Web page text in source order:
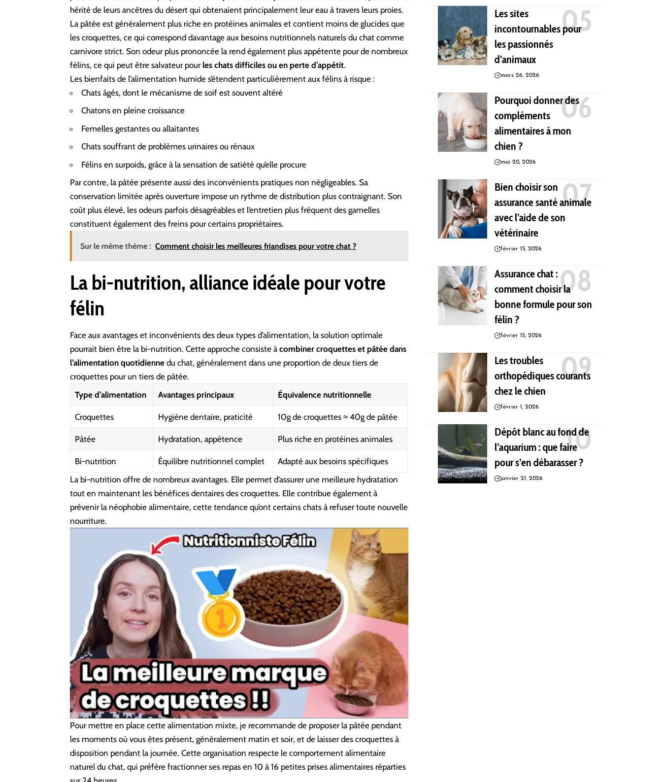
hérité de leurs ancêtres du désert qui obtenaient principalement leur eau à travers leurs proies.
La pâtée est généralement plus riche en protéines animales et contient moins de glucides que
les croquettes, ce qui correspond davantage aux besoins nutritionnels naturels du chat comme
carnivore strict. Son odeur plus prononcée la rend également plus appétente pour de nombreux
félins, ce qui peut être salvateur pour les chats difficiles ou en perte d’appétit.
Les bienfaits de l’alimentation humide s’étendent particulièrement aux félins à risque :
Chats âgés, dont le mécanisme de soif est souvent altéré
Chatons en pleine croissance
Femelles gestantes ou allaitantes
Chats souffrant de problèmes urinaires ou rénaux
Félins en surpoids, grâce à la sensation de satiété qu’elle procure
Par contre, la pâtée présente aussi des inconvénients pratiques non négligeables. Sa
conservation limitée après ouverture impose un rythme de distribution plus contraignant. Son
coût plus élevé, les odeurs parfois désagréables et l’entretien plus fréquent des gamelles
constituent également des freins pour certains propriétaires.
Sur le même thème : Comment choisir les meilleures friandises pour votre chat ?
La bi-nutrition, alliance idéale pour votre
félin
Face aux avantages et inconvénients des deux types d’alimentation, la solution optimale
pourrait bien être la bi-nutrition. Cette approche consiste à combiner croquettes et pâtée dans
l’alimentation quotidienne du chat, généralement dans une proportion de deux tiers de
croquettes pour un tiers de pâtée.
Type d’alimentation
Avantages principaux Équivalence nutritionnelle
Croquettes Hygiène dentaire, praticité 10g de croquettes ≈ 40g de pâtée
Pâtée Hydratation, appétence Plus riche en protéines animales
Bi-nutrition Équilibre nutritionnel complet
Adapté aux besoins spécifiques
La bi-nutrition offre de nombreux avantages. Elle permet d’assurer une meilleure hydratation
tout en maintenant les bénéfices dentaires des croquettes. Elle contribue également à
prévenir la néophobie alimentaire, cette tendance qu’ont certains chats à refuser toute nouvelle
nourriture.
Pour mettre en place cette alimentation mixte, je recommande de proposer la pâtée pendant
les moments où vous êtes présent, généralement matin et soir, et de laisser des croquettes à
disposition pendant la journée. Cette organisation respecte le comportement alimentaire
naturel du chat, qui préfère fractionner ses repas en 10 à 16 petites prises alimentaires réparties
Les sites
incontournables pour
les passionnés
d’animaux
mars 26, 2026
Pourquoi donner des
compléments
alimentaires à mon
chien ?
mai 20, 2026
Bien choisir son
assurance santé animale
avec l’aide de son
vétérinaire
février 15, 2026
Assurance chat :
comment choisir la
bonne formule pour son
félin ?
février 15, 2026
Les troubles
orthopédiques courants
chez le chien
février 1, 2026
Dépôt blanc au fond de
l’aquarium : que faire
pour s’en débarasser ?
janvier 21, 2026